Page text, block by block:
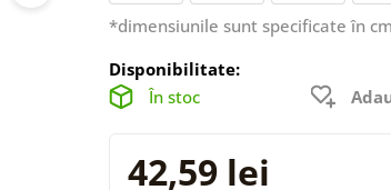
*dimensiunile sunt specificate în
Disponibilitate:
În stoc
42,59 lei